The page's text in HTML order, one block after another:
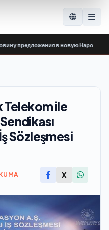
предложения в новую Народную
Telekom ile
Sözleşmesi
X